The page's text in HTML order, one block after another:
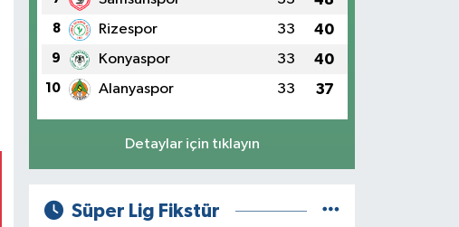
8 Rizespor 33 40
9 Konyaspor 33 40
10 Alanyaspor 33 37
Detaylar için tıklayın
Süper Lig Fikstür